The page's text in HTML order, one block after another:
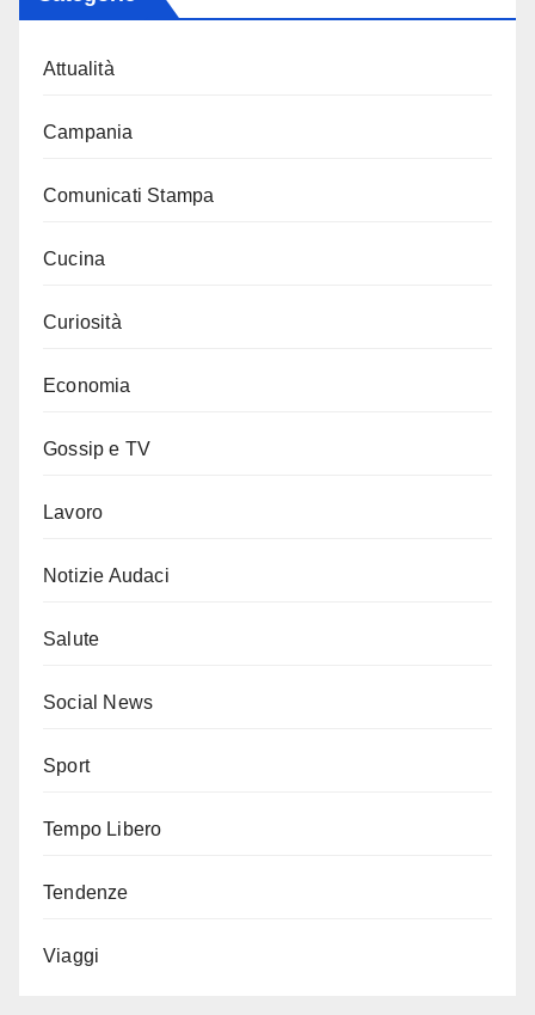
Attualità
Campania
Comunicati Stampa
Cucina
Curiosità
Economia
Gossip e TV
Lavoro
Notizie Audaci
Salute
Social News
Sport
Tempo Libero
Tendenze
Viaggi